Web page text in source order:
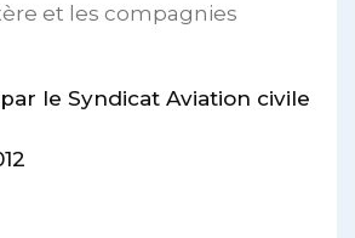
et les compagnies
le Syndicat Aviation civile